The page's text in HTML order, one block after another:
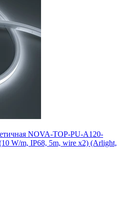
NOVA-TOP-PU-A120-
W/m, IP68, 5m, wire x2) (Arlight,